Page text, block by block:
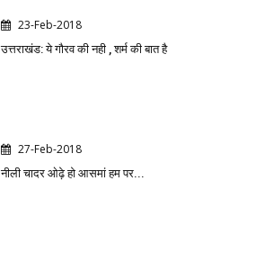
23-Feb-2018
उत्तराखंड: ये गौरव की नही , शर्म की बात है
27-Feb-2018
नीली चादर ओढ़े हो आसमां हम पर...